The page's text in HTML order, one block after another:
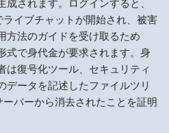
されます。ログインすると、
イブチャットが開始され、被害
方法のガイドを受け取るため
式で身代金が要求されます。身
は復号化ツール、セキュリティ
データを記述したファイルツリ
バーから消去されたことを証明